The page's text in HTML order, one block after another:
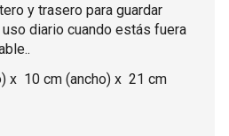
y trasero para guardar
diario cuando estás fuera
x 10 cm (ancho) x 21 cm